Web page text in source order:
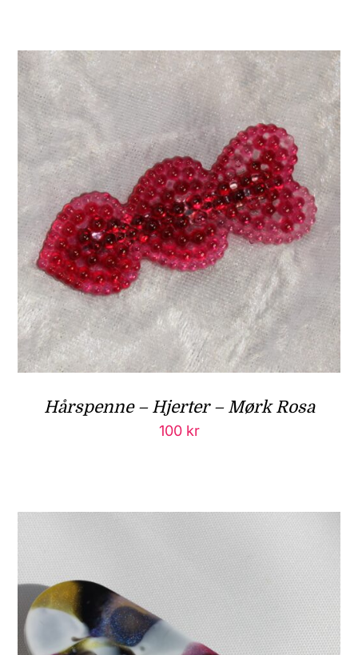
Hårspenne – Hjerter – Mørk Rosa
100 kr